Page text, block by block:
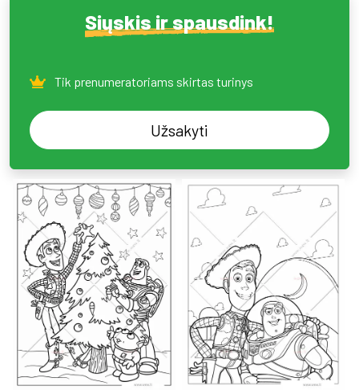
Siųskis ir spausdink!
Tik prenumeratoriams skirtas turinys
Užsakyti